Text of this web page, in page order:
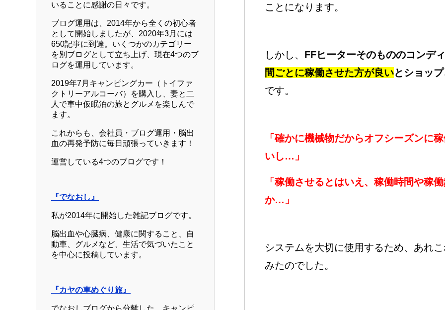
ことになります。
しかし、 FFヒーターそのもののコンデ
間ごとに稼働させた方が良いとショッ
です。
「確かに機械物だからオフシーズンに
いし…」
「稼働させるとはいえ、稼働時間や稼
か…」
システムを大切に使用するため、あれ
みたのでした。
いることに感謝の日々です。
ブログ運用は、2014年から全くの初心者
として開始しましたが、2020年3月には
650記事に到達。いくつかのカテゴリー
を別ブログとして立ち上げ、現在4つのブ
ログを運用しています。
2019年7月キャンピングカー（トイファ
クトリーアルコーバ）を購入し、妻と二
人で車中仮眠泊の旅とグルメを楽しんで
ます。
これからも、会社員・ブログ運用・脳出
血の再発予防に毎日頑張っていきます！
運営している4つのブログです！
『でなおし』
私が2014年に開始した雑記ブログです。
脳出血や心臓病、健康に関すること、自
動車、グルメなど、生活で気づいたこと
を中心に投稿しています。
『カヤの車めぐり旅』
でなおしブログから分離した、キャンピ